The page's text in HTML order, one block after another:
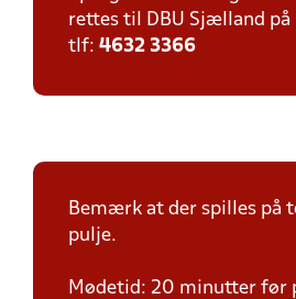
rettes til DBU Sjælland på
tlf: 4632 3366
Bemærk at der spilles på
pulje.
Mødetid: 20 minutter før